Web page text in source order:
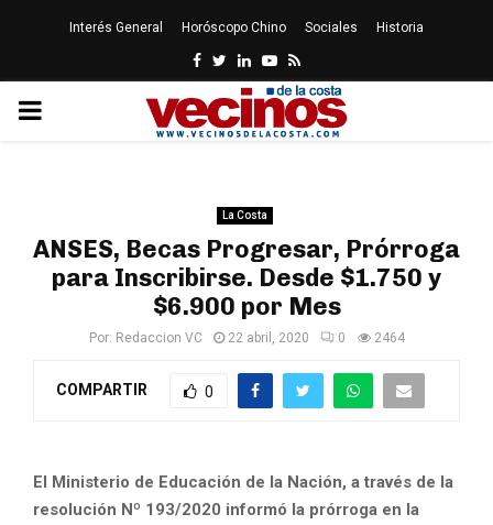
Interés General Horóscopo Chino Sociales Historia
Facebook
Twitter
LinkedinYoutube
Rss
PRIMARY
La Costa
ANSES, Becas Progresar, Prórroga
para Inscribirse. Desde $1.750 y
$6.900 por Mes
Por: Redaccion VC 22 abril, 2020 0 2464
COMPARTIR 0
El Ministerio de Educación de la Nación, a través de la
resolución Nº 193/2020 informó la prórroga en la